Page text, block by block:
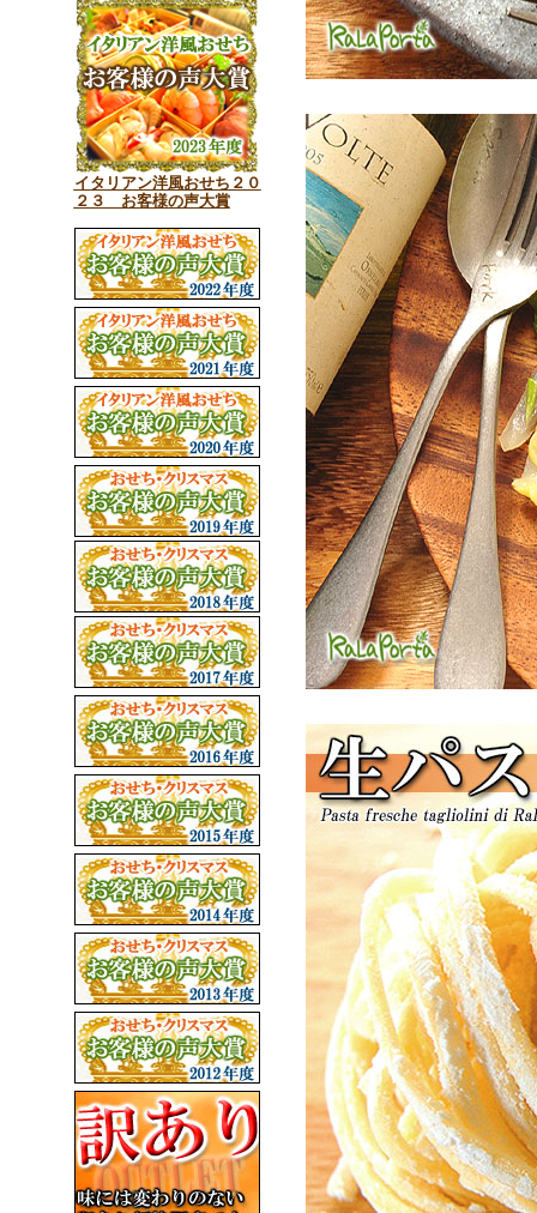
イタリアン洋風おせち２０
２３ お客様の声大賞